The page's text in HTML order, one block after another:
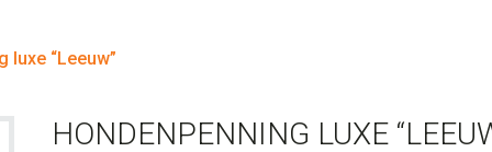
luxe “Leeuw”
HONDENPENNING LUXE